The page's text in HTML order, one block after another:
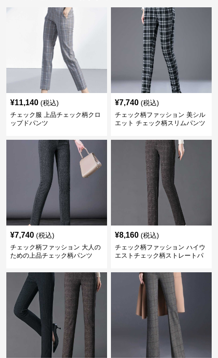
¥11,140 (税込)
チェック服 上品チェック柄クロ
ップドパンツ
¥7,740 (税込)
チェック柄ファッション 美シル
エット チェック柄スリムパンツ
¥7,740 (税込)
チェック柄ファッション 大人の
ための上品チェック柄パンツ
¥8,160 (税込)
チェック柄ファッション ハイウ
エストチェック柄ストレートパ